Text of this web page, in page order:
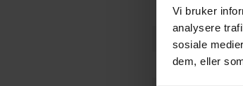
Vi bruker
analysere
sosiale
dem, eller
Sjanger
Illustratør